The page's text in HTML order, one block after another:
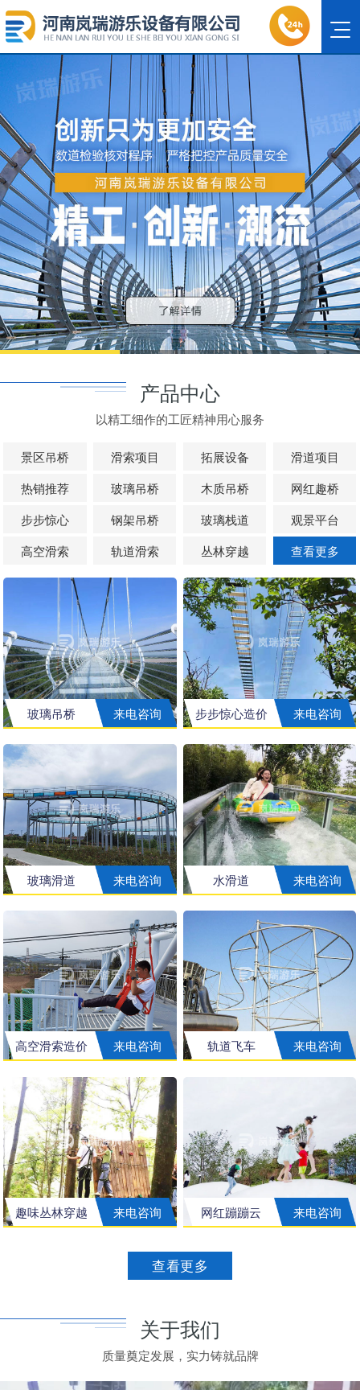
1 2 3
产品中心
以精工细作的工匠精神用心服务
景区吊桥 滑索项目 拓展设备
滑道项目
热销推荐
玻璃吊桥 木质吊桥
网红趣桥
步步惊心
钢架吊桥 玻璃栈道
观景平台
高空滑索
轨道滑索 丛林穿越 查看更多
玻璃吊桥 来电咨询 步步惊心造价 来电咨询
玻璃滑道 来电咨询 水滑道 来电咨询
高空滑索造价 来电咨询 轨道飞车 来电咨询
趣味丛林穿越 来电咨询 网红蹦蹦云 来电咨询
查看更多
关于我们
质量奠定发展，实力铸就品牌